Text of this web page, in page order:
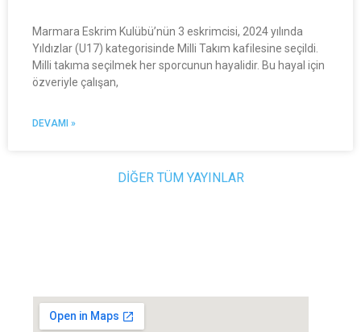
Marmara Eskrim Kulübü’nün 3 eskrimcisi, 2024 yılında
Yıldızlar (U17) kategorisinde Milli Takım kafilesine seçildi.
Milli takıma seçilmek her sporcunun hayalidir. Bu hayal için
özveriyle çalışan,
DEVAMI »
DİĞER TÜM YAYINLAR